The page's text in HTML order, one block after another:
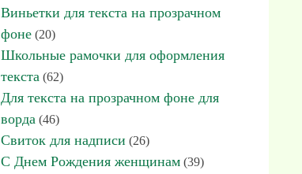
Виньетки для текста на прозрачном
фоне (20)
Школьные рамочки для оформления
текста (62)
Для текста на прозрачном фоне для
ворда (46)
Свиток для надписи (26)
С Днем Рождения женщинам (39)